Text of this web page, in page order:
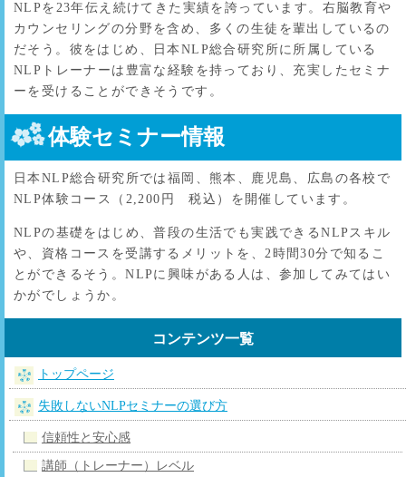
NLPを23年伝え続けてきた実績を誇っています。右脳教育や
カウンセリングの分野を含め、多くの生徒を輩出しているの
だそう。彼をはじめ、日本NLP総合研究所に所属している
NLPトレーナーは豊富な経験を持っており、充実したセミナ
ーを受けることができそうです。
体験セミナー情報
日本NLP総合研究所では福岡、熊本、鹿児島、広島の各校で
NLP体験コース（2,200円 税込）を開催しています。
NLPの基礎をはじめ、普段の生活でも実践できるNLPスキル
や、資格コースを受講するメリットを、2時間30分で知るこ
とができるそう。NLPに興味がある人は、参加してみてはい
かがでしょうか。
コンテンツ一覧
トップページ
失敗しないNLPセミナーの選び方
信頼性と安心感
講師（トレーナー）レベル